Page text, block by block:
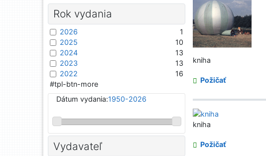
kniha
Požičať
kniha
Požičať
Rok vydania
2026
1
2025
10
2024
13
2023
13
2022
16
#tpl-btn-more
Dátum vydania:1950-2026
Vydavateľ